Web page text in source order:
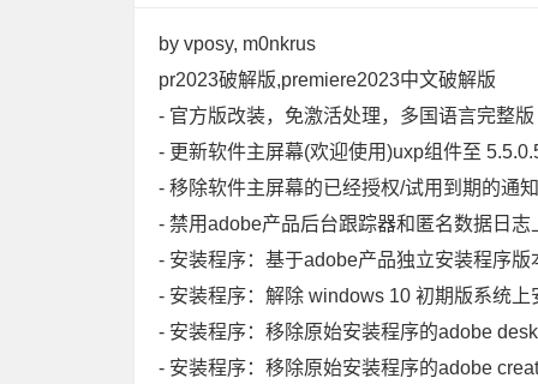
by vposy, m0nkrus
pr2023破解版,premiere2023中文破解版
- 官方版改装，免激活处理，多国语言完整版
- 更新软件主屏幕(欢迎使用)uxp组件至
- 移除软件主屏幕的已经授权/试用到期的通
- 禁用adobe产品后台跟踪器和匿名数据日志
- 安装程序：基于adob​​e产品独立安装程序版
- 安装程序：解除 windows 10 初期版系统
- 安装程序：移除原始安装程序的adobe
- 安装程序：移除原始安装程序的adobe